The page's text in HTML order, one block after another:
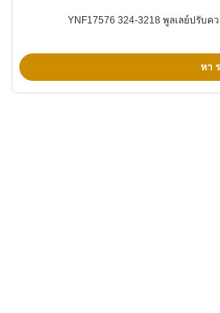
YNF17576 324-3218 พูลเลย์ปรับค
หา